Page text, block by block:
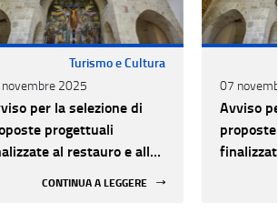
Turismo e Cultura
2025
per la selezione di
progettuali
al restauro e alla
CONTINUA A LEGGERE
07
Avviso